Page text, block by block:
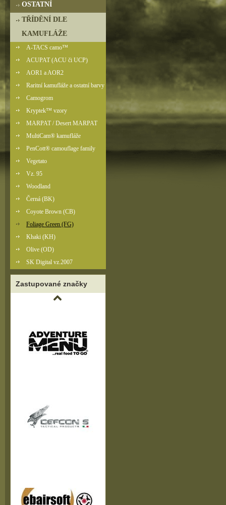
OSTATNÍ
TŘÍDĚNÍ DLE
KAMUFLÁŽE
A-TACS camo™
ACUPAT (ACU či UCP)
AOR1 a AOR2
Raritní kamufláže a ostatní barvy
Camogrom
Kryptek™ vzory
MARPAT / Desert MARPAT
MultiCam® kamufláže
PenCott® camouflage family
Vegetato
Vz. 95
Woodland
Černá (BK)
Coyote Brown (CB)
Foliage Green (FG)
Khaki (KH)
Olive (OD)
SK Digital vz.2007
Zastupované značky